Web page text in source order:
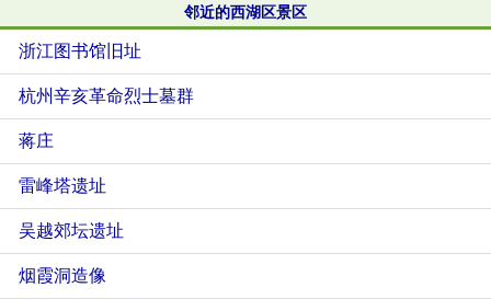
邻近的西湖区景区
浙江图书馆旧址
杭州辛亥革命烈士墓群
蒋庄
雷峰塔遗址
吴越郊坛遗址
烟霞洞造像